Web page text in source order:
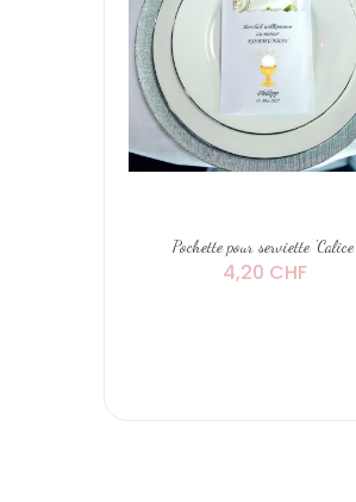
Pochette pour serviette 'Calice'
4,20 CHF